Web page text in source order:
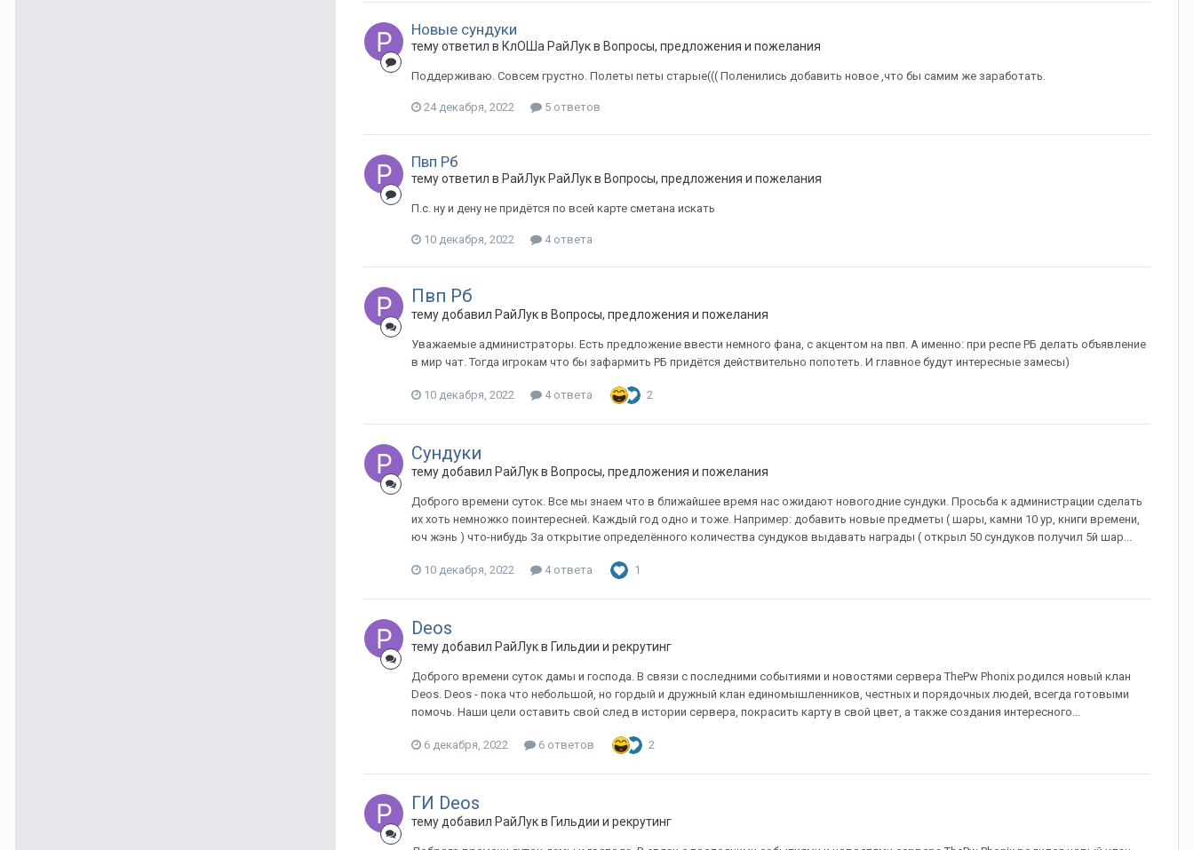
Новые сундуки
тему ответил в КлОШа РайЛукв Вопросы, предложения и пожелания
Поддерживаю. Совсем грустно. Полеты петы старые((( Поленились добавить новое ,что бы самим же заработать.
24 декабря, 2022 5 ответов
Пвп Рб
тему ответил в РайЛук РайЛукв Вопросы, предложения и пожелания
П.с. ну и дену не придётся по всей карте сметана искать
10 декабря, 2022 4 ответа
Пвп Рб
тему добавил РайЛукв Вопросы, предложения и пожелания
Уважаемые администраторы. Есть предложение ввести немного фана, с акцентом на пвп. А именно: при респе РБ делать объявление
в мир чат. Тогда игрокам что бы зафармить РБ придётся действительно попотеть. И главное будут интересные замесы)
10 декабря, 2022 4 ответа 2
Сундуки
тему добавил РайЛукв Вопросы, предложения и пожелания
Доброго времени суток. Все мы знаем что в ближайшее время нас ожидают новогодние сундуки. Просьба к администрации сделать
их хоть немножко поинтересней. Каждый год одно и тоже. Например: добавить новые предметы ( шары, камни 10 ур, книги времени,
юч жэнь ) что-нибудь За открытие определённого количества сундуков выдавать награды ( открыл 50 сундуков получил 5й шар...
10 декабря, 2022 4 ответа 1
Deos
тему добавил РайЛукв Гильдии и рекрутинг
Доброго времени суток дамы и господа. В связи с последними событиями и новостями сервера ThePw Phonix родился новый клан
Deos. Deos - пока что небольшой, но гордый и дружный клан единомышленников, честных и порядочных людей, всегда готовыми
помочь. Наши цели оставить свой след в истории сервера, покрасить карту в свой цвет, а также создания интересного...
6 декабря, 2022 6 ответов 2
ГИ Deos
тему добавил РайЛукв Гильдии и рекрутинг